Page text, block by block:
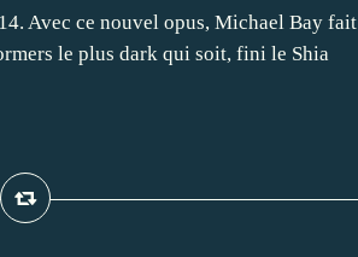
Avec ce nouvel opus, Michael Bay fait
le plus dark qui soit, fini le Shia